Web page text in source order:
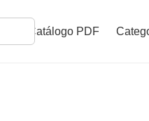
Catálogo PDF